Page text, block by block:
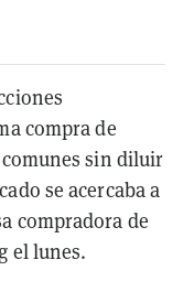
compra de
sin diluir
se acercaba a
compradora de
el lunes.